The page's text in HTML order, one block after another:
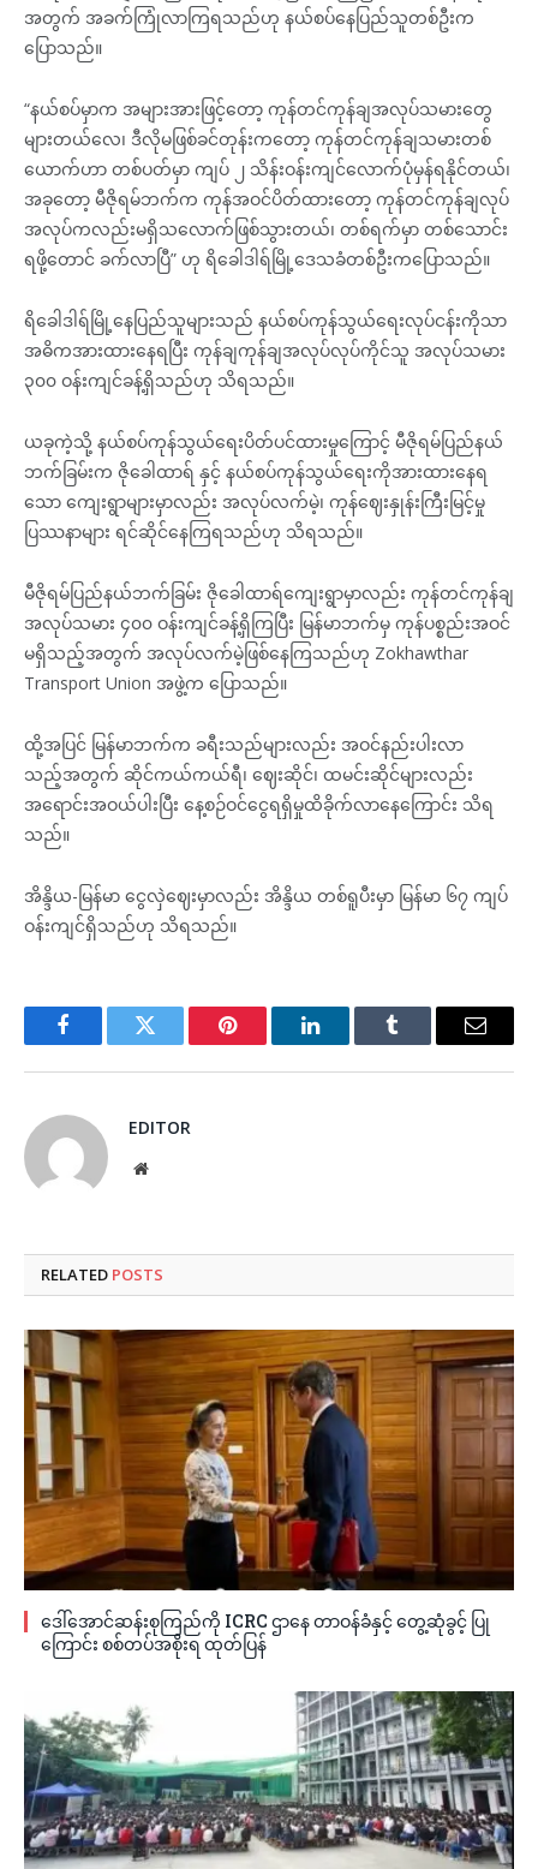
အတွက် အခက်ကြုံလာကြရသည်ဟု နယ်စပ်နေပြည်သူတစ်ဦးက
ပြောသည်။
“နယ်စပ်မှာက အများအားဖြင့်တော့ ကုန်တင်ကုန်ချအလုပ်သမားတွေ
များတယ်လေ၊ ဒီလိုမဖြစ်ခင်တုန်းကတော့ ကုန်တင်ကုန်ချသမားတစ်
ယောက်ဟာ တစ်ပတ်မှာ ကျပ် ၂ သိန်းဝန်းကျင်လောက်ပုံမှန်ရနိုင်တယ်၊
အခုတော့ မီဇိုရမ်ဘက်က ကုန်အဝင်ပိတ်ထားတော့ ကုန်တင်ကုန်ချလုပ်
အလုပ်ကလည်းမရှိသလောက်ဖြစ်သွားတယ်၊ တစ်ရက်မှာ တစ်သောင်း
ရဖို့တောင် ခက်လာပြီ” ဟု ရိခေါဒါရ်မြို့ဒေသခံတစ်ဦးကပြောသည်။
ရိခေါဒါရ်မြို့နေပြည်သူများသည် နယ်စပ်ကုန်သွယ်ရေးလုပ်ငန်းကိုသာ
အဓိကအားထားနေရပြီး ကုန်ချကုန်ချအလုပ်လုပ်ကိုင်သူ အလုပ်သမား
၃၀၀ ဝန်းကျင်ခန့်ရှိသည်ဟု သိရသည်။
ယခုကဲ့သို့ နယ်စပ်ကုန်သွယ်ရေးပိတ်ပင်ထားမှုကြောင့် မီဇိုရမ်ပြည်နယ်
ဘက်ခြမ်းက ဇိုခေါထာရ် နှင့် နယ်စပ်ကုန်သွယ်ရေးကိုအားထားနေရ
သော ကျေးရွာများမှာလည်း အလုပ်လက်မဲ့၊ ကုန်ဈေးနှုန်းကြီးမြင့်မှု
ပြဿနာများ ရင်ဆိုင်နေကြရသည်ဟု သိရသည်။
မီဇိုရမ်ပြည်နယ်ဘက်ခြမ်း ဇိုခေါထာရ်ကျေးရွာမှာလည်း ကုန်တင်ကုန်ချ
အလုပ်သမား ၄၀၀ ဝန်းကျင်ခန့်ရှိကြပြီး မြန်မာဘက်မှ ကုန်ပစ္စည်းအဝင်
မရှိသည့်အတွက် အလုပ်လက်မဲ့ဖြစ်နေကြသည်ဟု Zokhawthar
Transport Union အဖွဲ့က ပြောသည်။
ထို့အပြင် မြန်မာဘက်က ခရီးသည်များလည်း အဝင်နည်းပါးလာ
သည့်အတွက် ဆိုင်ကယ်ကယ်ရီ၊ ဈေးဆိုင်၊ ထမင်းဆိုင်များလည်း
အရောင်းအဝယ်ပါးပြီး နေ့စဉ်ဝင်ငွေရရှိမှုထိခိုက်လာနေကြောင်း သိရ
သည်။
အိန္ဒိယ-မြန်မာ ငွေလှဲဈေးမှာလည်း အိန္ဒိယ တစ်ရူပီးမှာ မြန်မာ ၆၇ ကျပ်
ဝန်းကျင်ရှိသည်ဟု သိရသည်။
FacebookTwitter Pinterest LinkedInTumblr Email
EDITOR
Website
RELATED POSTS
ဒေါ်အောင်ဆန်းစုကြည်ကို ICRC ဌာနေ တာဝန်ခံနှင့် တွေ့ဆုံခွင့် ပြု
ကြောင်း စစ်တပ်အစိုးရ ထုတ်ပြန်